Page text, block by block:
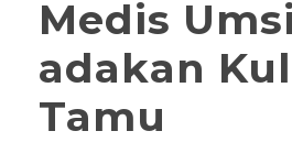
Medis
adakan
Tamu